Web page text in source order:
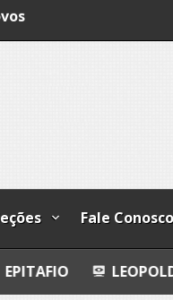
Fale Conosco
E O